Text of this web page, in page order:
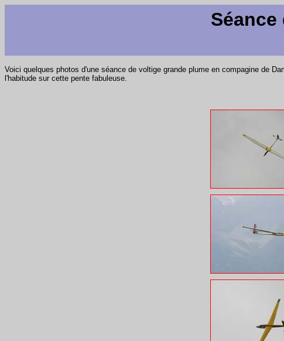
Voici quelques photos d'une séance de voltige grande plume en compagine de
l'habitude sur cette pente fabuleuse.